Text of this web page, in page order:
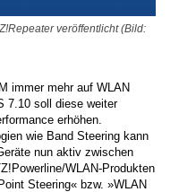
veröffentlicht (Bild:
immer mehr auf WLAN
7.10 soll diese weiter
erhöhen.
wie Band Steering kann
nun aktiv zwischen
WLAN-Produkten
Steering« bzw. »WLAN